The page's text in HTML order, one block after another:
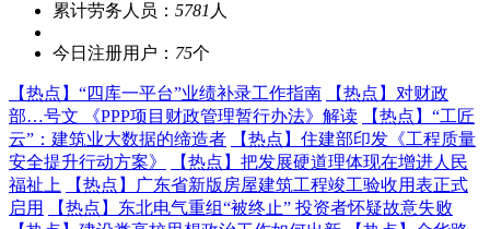
累计劳务人员： 5781 人
今日注册用户： 75个
【热点】 “四库一平台”业绩补录工作指南 【热点】 对财政
部…号文 《PPP项目财政管理暂行办法》解读
【热点】 “工匠
云”：建筑业大数据的缔造者
【热点】 住建部印发《工程质量
安全提升行动方案》
【热点】 把发展硬道理体现在增进人民
福祉上
【热点】
广东省新版房屋建筑工程竣工验收用表正式
启用
【热点】 东北电气重组“被终止” 投资者怀疑故意失败